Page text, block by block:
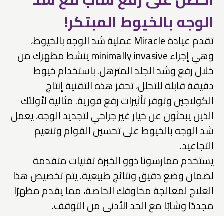
الوجه بالخيوط المبتكر!
تقدم عيادة Miracle عملية شد الوجه بالخيوط،
وهي إجراء minimally invasive ينشط مظهرك من
خلال رفع وشد الجلد المترهل. باستخدام خيوط
دقيقة قابلة للتحلل، تحفز هذه التقنية إنتاج
الكولاجين وتوفر تأثيرات رفع فورية. مثالية لأولئك
الذين يبحثون عن خيار غير جراحي لتجديد الوجه، يعمل
شد الوجه بالخيوط على تحسين القوام وتنعيم
التجاعيد.
يستخدم ممارسونا ذوو الخبرة تقنيات متقدمة
لضمان وضع دقيق ونتائج طبيعية. يتم تخصيص هذا
العلاج لمعالجة مخاوفك الخاصة، مما يقدم مظهرًا
مجددًا وشابًا مع الحد الأدنى من التوقف.